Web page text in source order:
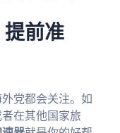
前准
党都会关注。如
在其他国家旅